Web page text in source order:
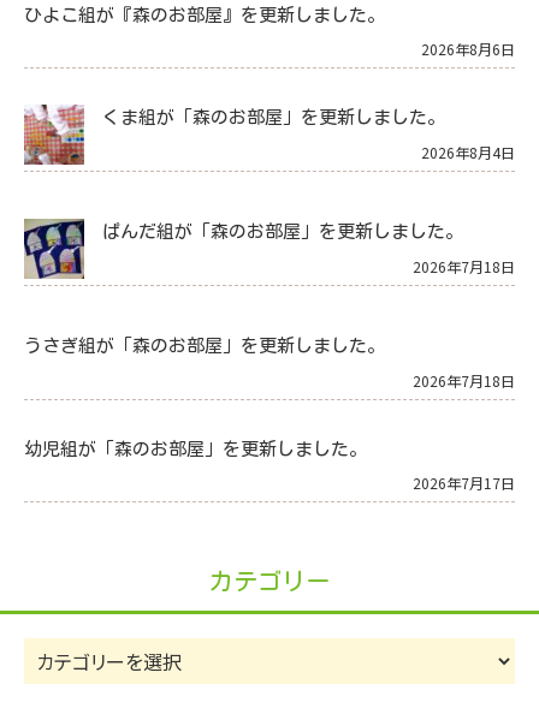
ひよこ組が『森のお部屋』を更新しました。
2026年8月6日
くま組が「森のお部屋」を更新しました。
2026年8月4日
ぱんだ組が「森のお部屋」を更新しました。
2026年7月18日
うさぎ組が「森のお部屋」を更新しました。
2026年7月18日
幼児組が「森のお部屋」を更新しました。
2026年7月17日
カテゴリー
カ
テ